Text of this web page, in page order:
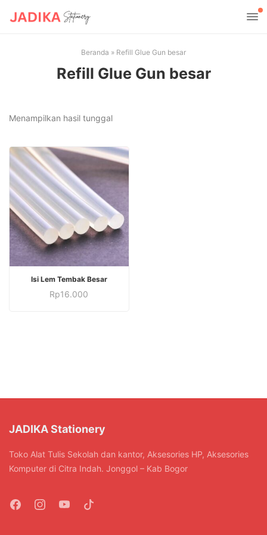
Beranda » Refill Glue Gun besar
Refill Glue Gun besar
Menampilkan hasil tunggal
Isi Lem Tembak Besar
Rp16.000
JADIKA Stationery
Toko Alat Tulis Sekolah dan kantor, Aksesories HP, Aksesories
Komputer di Citra Indah. Jonggol – Kab Bogor